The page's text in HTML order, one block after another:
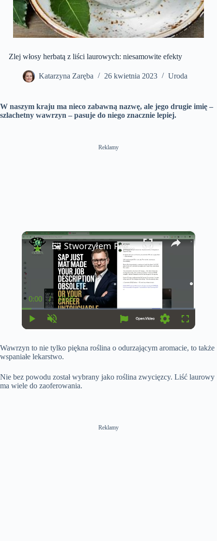
Zlej włosy herbatą z liści laurowych: niesamowite efekty
Katarzyna Zaręba 26 kwietnia 2023 Uroda
W naszym kraju ma nieco zabawną nazwę, ale jego drugie imię –
szlachetny wawrzyn – pasuje do niego znacznie lepiej.
Reklamy
×
y
u
t
e
C
u
r
e
t
T
i
e
0:00 /
D
u
t
o
n
10:05
t
s
l
e
e
🖼️ Stworzyłem Profesjonalną Karuzelę Instagram 10 Slajdów z AI — Pełny Workflow z Claude & FlexClip
Wawrzyn to nie tylko piękna roślina o odurzającym aromacie, to także
wspaniałe lekarstwo.
Nie bez powodu został wybrany jako roślina zwycięzcy. Liść laurowy
ma wiele do zaoferowania.
Reklamy